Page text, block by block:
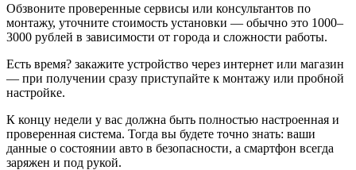
Обзвоните проверенные сервисы или консультантов по
монтажу, уточните стоимость установки — обычно это 1000–
3000 рублей в зависимости от города и сложности работы.
Есть время? закажите устройство через интернет или магазин
— при получении сразу приступайте к монтажу или пробной
настройке.
К концу недели у вас должна быть полностью настроенная и
проверенная система. Тогда вы будете точно знать: ваши
данные о состоянии авто в безопасности, а смартфон всегда
заряжен и под рукой.